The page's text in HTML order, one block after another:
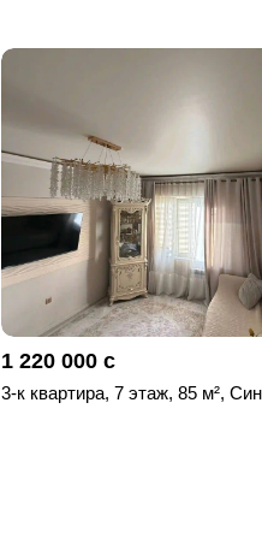
1 220 000 с
3-к квартира, 7 этаж, 85 м²,